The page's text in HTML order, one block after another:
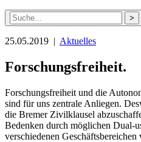
Suche
nach:
25.05.2019 | Aktuelles
Forschungsfreiheit.
Forschungsfreiheit und die
sind für uns zentrale Anliegen.
die Bremer Zivilklausel
Bedenken durch möglichen Dual-
verschiedenen